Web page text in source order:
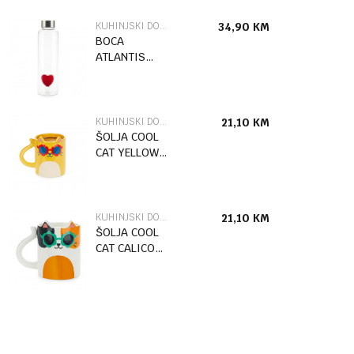
KUHINJSKI DODACI
BOCA
ATLANTIS
34,90 KM
KUHINJSKI DODACI
ŠOLJA COOL
CAT YELLOW
21,10 KM
KUHINJSKI DODACI
ŠOLJA COOL
CAT CALICO
21,10 KM